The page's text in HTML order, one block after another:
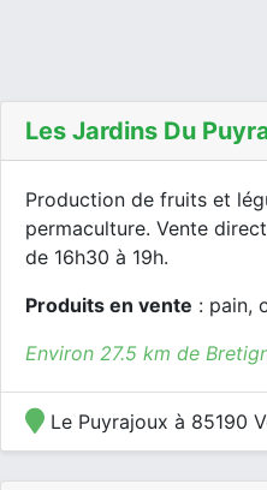
Les Jardins Du
Production de fruits et
permaculture. Vente
de 16h30 à 19h.
Produits en vente : pain,
Environ 27.5 km de
Le Puyrajoux à 85190